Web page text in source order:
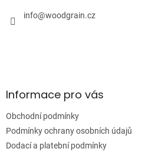
info@woodgrain.cz
Informace pro vás
Obchodní podmínky
Podmínky ochrany osobních údajů
Dodací a platební podmínky